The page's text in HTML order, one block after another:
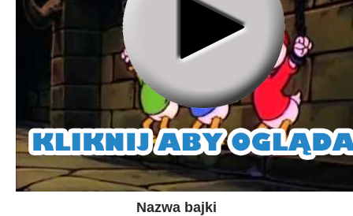
Nazwa bajki